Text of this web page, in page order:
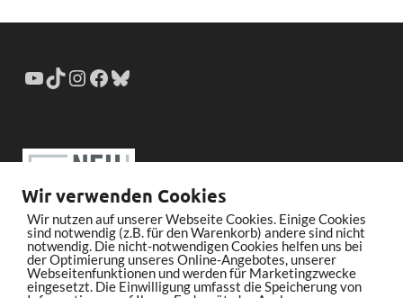
Wir verwenden Cookies
Wir nutzen auf unserer Webseite Cookies. Einige Cookies
sind notwendig (z.B. für den Warenkorb) andere sind nicht
notwendig. Die nicht-notwendigen Cookies helfen uns bei
der Optimierung unseres Online-Angebotes, unserer
Webseitenfunktionen und werden für Marketingzwecke
eingesetzt. Die Einwilligung umfasst die Speicherung von